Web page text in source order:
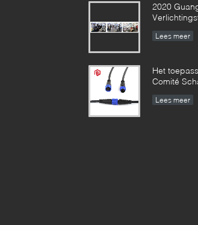
2020
Lees meer
Het
Comité
Lees meer